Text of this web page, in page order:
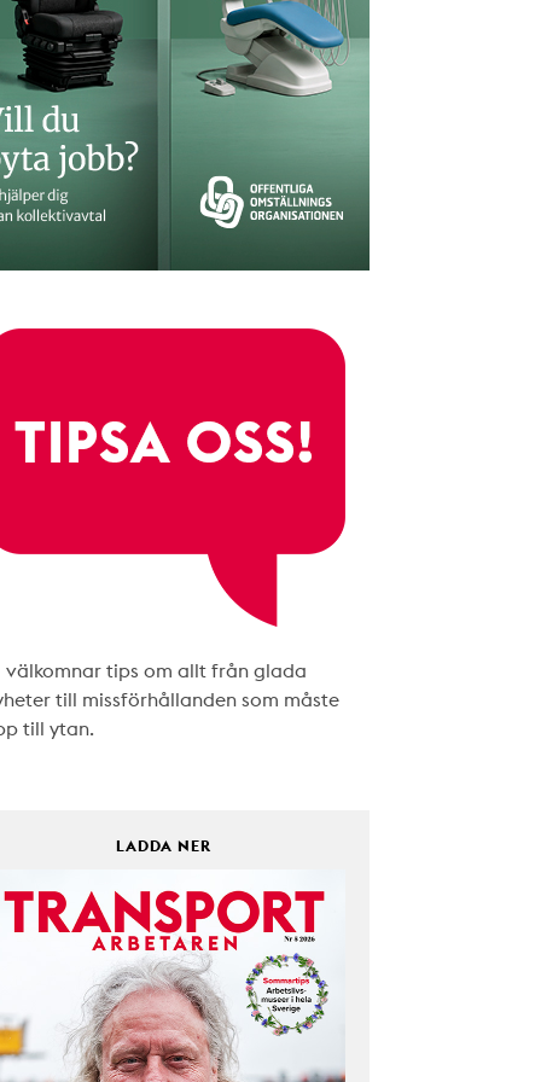
välkomnar tips om allt från glada
till missförhållanden som måste
till ytan.
LADDA NER